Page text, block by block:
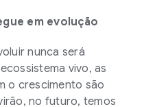
em evolução
nunca será
vivo, as
o crescimento são
no futuro, temos